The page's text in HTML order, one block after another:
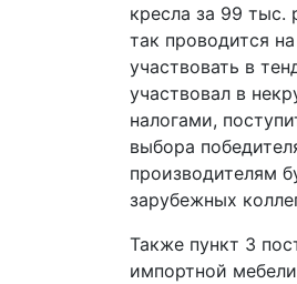
кресла за 99 тыс.
так проводится
участвовать в
участвовал в
налогами,
выбора
производителям
зарубежных
Также пункт 3
импортной